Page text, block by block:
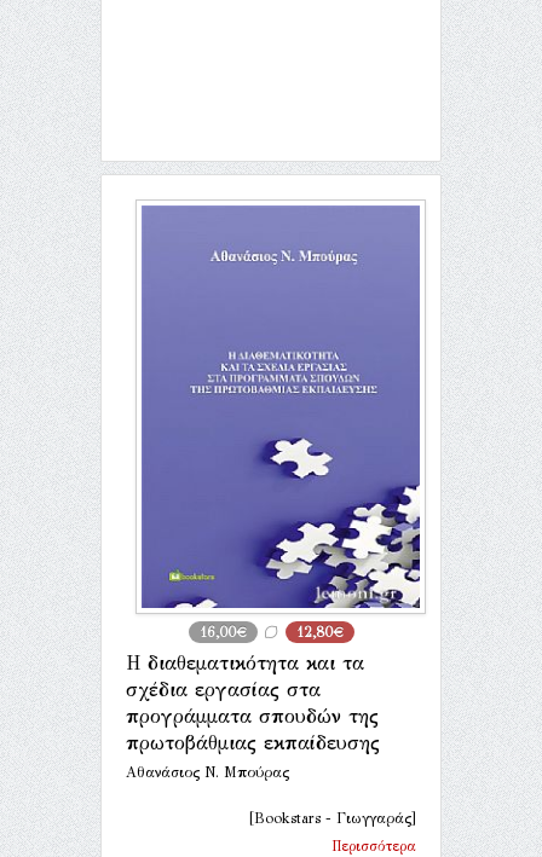
16,00€ 12,80€
Η διαθεματικότητα και τα
σχέδια εργασίας στα
προγράμματα σπουδών της
πρωτοβάθμιας εκπαίδευσης
Αθανάσιος Ν. Μπούρας
[Bookstars - Γιωγγαράς]
Περισσότερα